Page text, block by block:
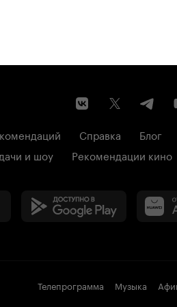
Справка Блог
и шоу Рекомендации кино
Телепрограмма Музыка